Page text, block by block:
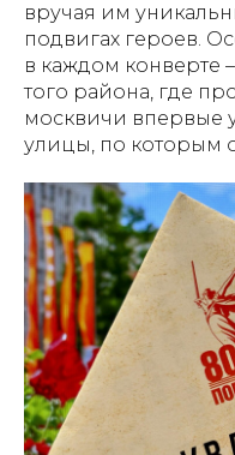
вручая им
подвигах героев.
в каждом конверте
того района, где
москвичи впервые
улицы, по которым